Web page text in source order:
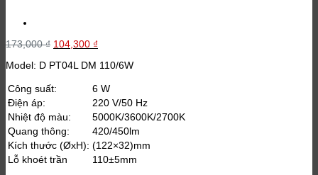
173,000₫ Giá
là:
104,300 ₫
tại
104,300 ₫.
Model: D PT04L DM 110/6W
Công suất:
6 W
Điện áp:
220 V/50 Hz
Nhiệt độ màu:
5000K/3600K/2700K
Quang thông:
420/450lm
Kích thước (ØxH): (122×32)mm
Lỗ khoét trần
110±5mm